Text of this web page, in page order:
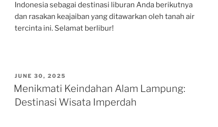
Indonesia sebagai destinasi liburan Anda berikutnya
dan rasakan keajaiban yang ditawarkan oleh tanah air
tercinta ini. Selamat berlibur!
POSTED
ON
JUNE 30, 2025
Menikmati Keindahan Alam Lampung:
Destinasi Wisata Imperdah